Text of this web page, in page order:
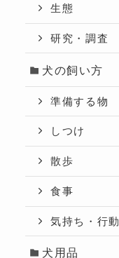
生態
研究・調査
犬の飼い方
準備する物
しつけ
散歩
食事
気持ち・行動
犬用品